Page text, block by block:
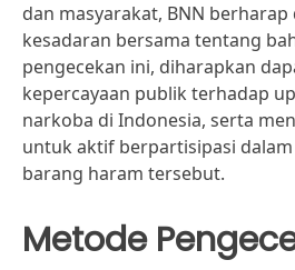
dan masyarakat, BNN
kesadaran bersama tentang
pengecekan ini, diharapkan
kepercayaan publik terhadap
narkoba di Indonesia, serta
untuk aktif berpartisipasi
barang haram tersebut.
Metode